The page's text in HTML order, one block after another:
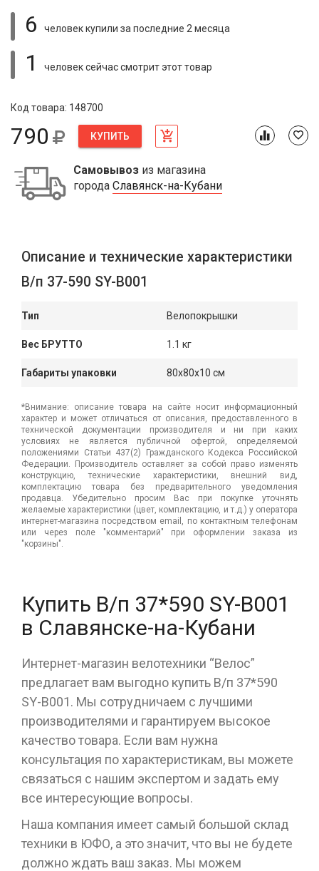
6 человек купили за последние 2 месяца
1 человек сейчас смотритэтот товар
Код товара: 148700
790 КУПИТЬ
Самовывоз из магазина
города Славянск-на-Кубани
Описание и технические характеристики
В/п 37-590 SY-В001
Тип Велопокрышки
Вес БРУТТО 1.1 кг
Габариты упаковки 80x80x10 см
*Внимание: описание товара на сайте носит информационный
характер и может отличаться от описания, предоставленного в
технической документации производителя и ни при каких
условиях не является публичной офертой, определяемой
положениями Статьи 437(2) Гражданского Кодекса Российской
Федерации. Производитель оставляет за собой право изменять
конструкцию, технические характеристики, внешний вид,
комплектацию товара без предварительного уведомления
продавца. Убедительно просим Вас при покупке уточнять
желаемые характеристики (цвет, комплектацию, и т.д.) у оператора
интернет-магазина посредством email, по контактным телефонам
или через поле "комментарий" при оформлении заказа из
"корзины".
Купить В/п 37*590 SY-B001
в Славянске-на-Кубани
Интернет-магазин велотехники “Велос”
предлагает вам выгодно купить В/п 37*590
SY-B001. Мы сотрудничаем с лучшими
производителями и гарантируем высокое
качество товара. Если вам нужна
консультация по характеристикам, вы можете
связаться с нашим экспертом и задать ему
все интересующие вопросы.
Наша компания имеет самый большой склад
техники в ЮФО, а это значит, что вы не будете
должно ждать ваш заказ. Мы можем